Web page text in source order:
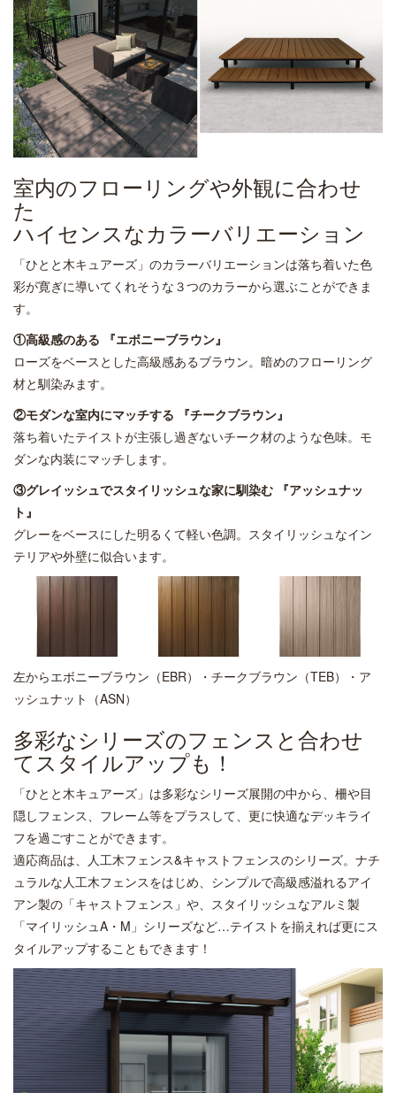
室内のフローリングや外観に合わせ
た
ハイセンスなカラーバリエーション
「ひとと木キュアーズ」のカラーバリエーションは落ち着いた色
彩が寛ぎに導いてくれそうな３つのカラーから選ぶことができま
す。
①高級感のある 『エボニーブラウン』
ローズをベースとした高級感あるブラウン。暗めのフローリング
材と馴染みます。
②モダンな室内にマッチする 『チークブラウン』
落ち着いたテイストが主張し過ぎないチーク材のような色味。モ
ダンな内装にマッチします。
③グレイッシュでスタイリッシュな家に馴染む 『アッシュナッ
ト』
グレーをベースにした明るくて軽い色調。スタイリッシュなイン
テリアや外壁に似合います。
左からエボニーブラウン（EBR）・チークブラウン（TEB）・ア
ッシュナット（ASN）
多彩なシリーズのフェンスと合わせ
てスタイルアップも！
「ひとと木キュアーズ」は多彩なシリーズ展開の中から、柵や目
隠しフェンス、フレーム等をプラスして、更に快適なデッキライ
フを過ごすことができます。
適応商品は、人工木フェンス&キャストフェンスのシリーズ。ナチ
ュラルな人工木フェンスをはじめ、シンプルで高級感溢れるアイ
アン製の「キャストフェンス」や、スタイリッシュなアルミ製
「マイリッシュA・M」シリーズなど…テイストを揃えれば更にス
タイルアップすることもできます！